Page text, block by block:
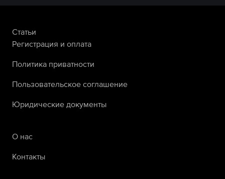
Статьи
Регистрация и оплата
Политика приватности
Пользовательское соглашение
Юридические документы
О нас
Контакты